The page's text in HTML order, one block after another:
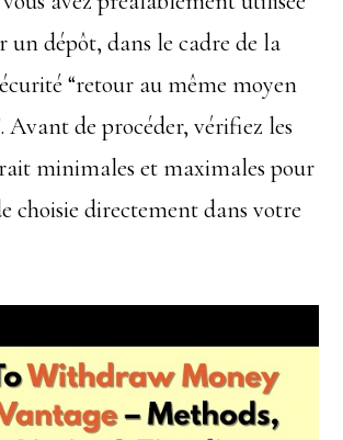
un dépôt, dans le cadre de la
“retour au même moyen
Avant de procéder, vérifiez les
minimales et maximales pour
choisie directement dans votre